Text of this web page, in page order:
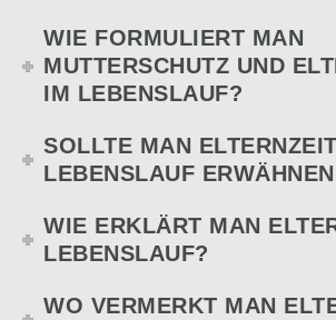
WIE FORMULIERT MAN
MUTTERSCHUTZ UND
IM LEBENSLAUF?
SOLLTE MAN
LEBENSLAUF
WIE ERKLÄRT MAN
LEBENSLAUF?
WO VERMERKT MAN